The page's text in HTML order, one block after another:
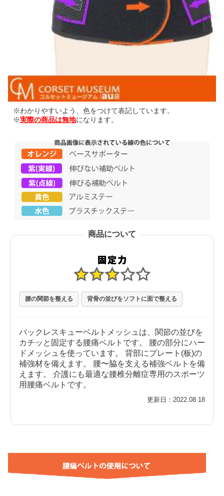
※わかりやすいよう、色をつけて表記しています。
※実際の商品は無地になります。
商品について
腰の関節を整える 背骨の並びをソフトに面で整える
バックレスキューベルトメッシュは、関節の並びを
カチッと固定する腰痛ベルトです。 腰の部分にハー
ドメッシュを使っています。 背部にプレート(板)の
補強材を備えます。 腰〜脇を支える補強ベルトを備
えます。 介護にも最適な腰椎分離症専用のスポーツ
用腰痛ベルトです。
更新日：2022.08.18